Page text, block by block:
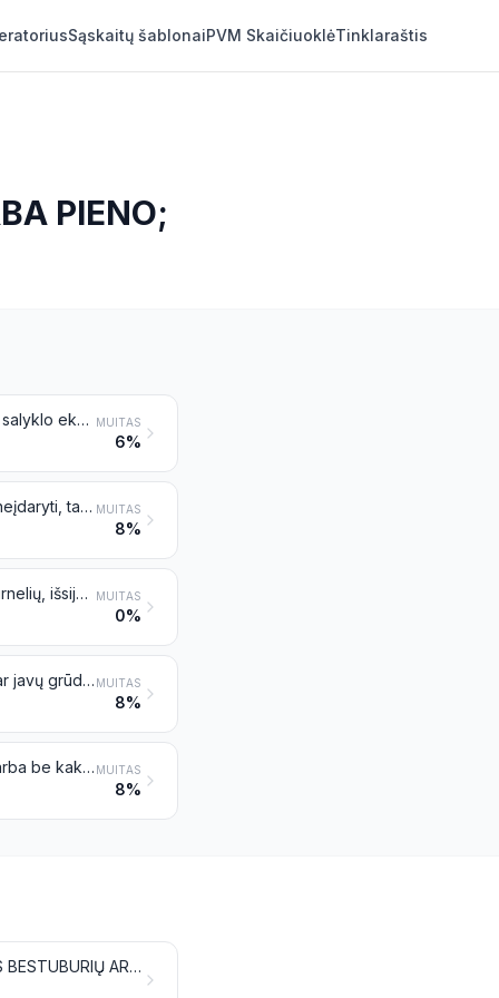
Sąskaitų šablonaiPVM SkaičiuoklėTinklaraštis
PIENO;
Salyklo ekstraktas; maisto produktai iš miltų, kruopų, rupinių, krakmolo arba salyklo ekstrakto, kurių sudėtyje nėra kakavos arba kurių sudėtyje esanti kakava, iš kurios visiškai pašalinti riebalai, sudaro mažiau kaip 40 % masės, nenurodyti kitoje vietoje; maisto produktai iš prekių, priskiriamų 0401–0404 pozicijoms, kurių sudėtyje nėra kakavos arba kurių sudėtyje esanti kakava, iš kurios visiškai pašalinti riebalai, sudaro mažiau kaip 5 % masės, nenurodyti kitoje vietoje MUITAS
6%
Tešlos gaminiai, virti arba nevirti, įdaryti (mėsa arba kitais produktais) arba neįdaryti, taip pat paruošti arba neparuošti kitu būdu, pavyzdžiui, spageti, makaronai, lakštiniai, lazanja, gnocchi, ravioliai (koldūnai), cannelloni; kuskusas, paruoštas arba neparuoštas MUITAS
8%
Tapijoka ir iš krakmolo pagaminti jos pakaitalai, turintys dribsnių, grūdelių, žirnelių, išsijų arba panašų pavidalą MUITAS
0%
Paruošti maisto produktai, pagaminti išpučiant arba skrudinant javų grūdus ar javų grūdų produktus (pavyzdžiui, kukurūzų dribsnius); javai (išskyrus kukurūzus), turintys grūdų, dribsnių arba kitaip apdorotų grūdų pavidalą (išskyrus miltus, kruopas ir rupinius), apvirti arba paruošti kitu būdu, nenurodyti kitoje vietoje MUITAS
8%
Duona, pyragai, bandelės, pyragaičiai, sausainiai ir kiti kepiniai, su kakava arba be kakavos; ostijos ir kalėdaičiai, tuščios kapsulės, naudojamos farmacijoje, plokštieji vafliai, ryžinis popierius ir panašūs produktai MUITAS
8%
GAMINIAI IŠ MĖSOS, ŽUVIES, VĖŽIAGYVIŲ, MOLIUSKŲ ARBA KITŲ VANDENS BESTUBURIŲ AR IŠ VABZDŽIŲ